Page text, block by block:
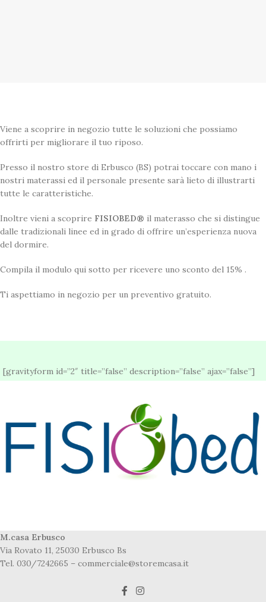
Viene a scoprire in negozio tutte le soluzioni che possiamo
offrirti per migliorare il tuo riposo.
Presso il nostro store di Erbusco (BS) potrai toccare con mano i
nostri materassi ed il personale presente sarà lieto di illustrarti
tutte le caratteristiche.
Inoltre vieni a scoprire FISIOBED® il materasso che si distingue
dalle tradizionali linee ed in grado di offrire un’esperienza nuova
del dormire.
Compila il modulo qui sotto per ricevere uno sconto del 15% .
Ti aspettiamo in negozio per un preventivo gratuito.
[gravityform id=”2″ title=”false” description=”false” ajax=”false”]
M.casa Erbusco
Via Rovato 11, 25030 Erbusco Bs
Tel. 030/7242665 – commerciale@storemcasa.it